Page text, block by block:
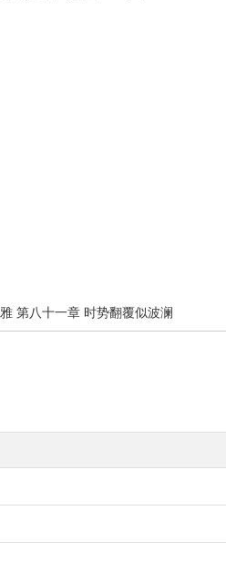
第八十一章 时势翻覆似波澜